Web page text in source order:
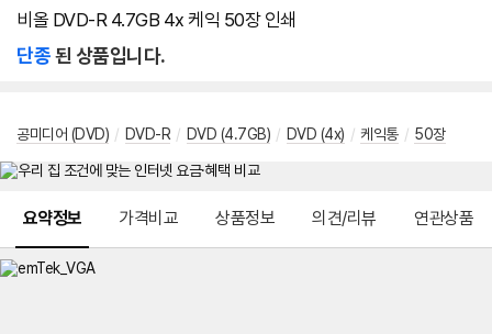
비올 DVD-R 4.7GB 4x 케익 50장 인쇄
단종된 상품입니다.
공미디어 (DVD) / DVD-R / DVD (4.7GB) / DVD (4x) / 케익통 / 50장
요약정보 가격비교 상품정보 의견/리뷰 연관상품